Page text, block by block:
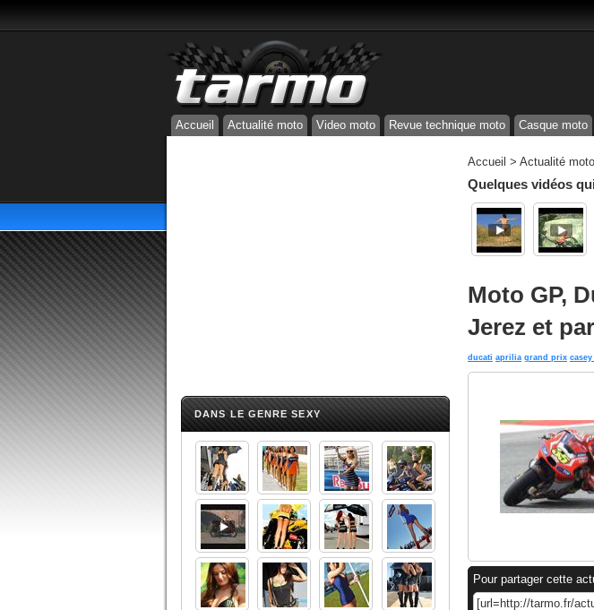
Accueil Actualité moto Video moto Revue technique moto Casque moto
DANS LE GENRE SEXY
Accueil > Actualité moto
Quelques vidéos
Moto GP,
Jerez et
ducati aprilia grand prix
Pour partager cette